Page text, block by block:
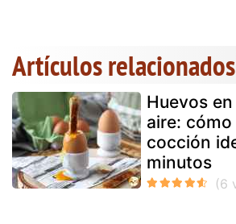
Artículos relacionados
Huevos
aire:
cocción
minutos